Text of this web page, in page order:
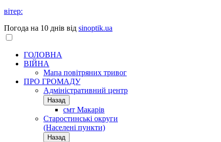
вітер:
Погода на 10 днів від sinoptik.ua
ГОЛОВНА
ВІЙНА
Мапа повітряних тривог
ПРО ГРОМАДУ
Aдміністративний центр
Назад
смт Макарів
Старостинські округи
(Населені пункти)
Назад